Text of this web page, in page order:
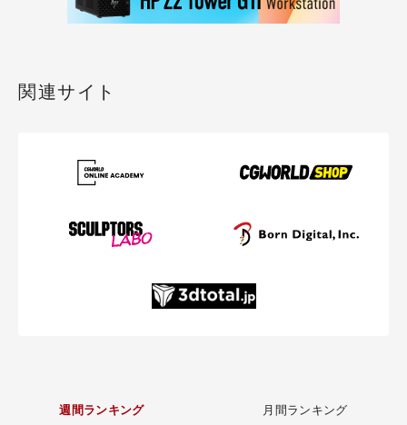
関連サイト
週間ランキング 月間ランキング